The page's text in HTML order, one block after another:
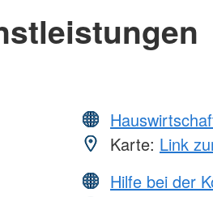
Karte: Link
Hilfe bei der